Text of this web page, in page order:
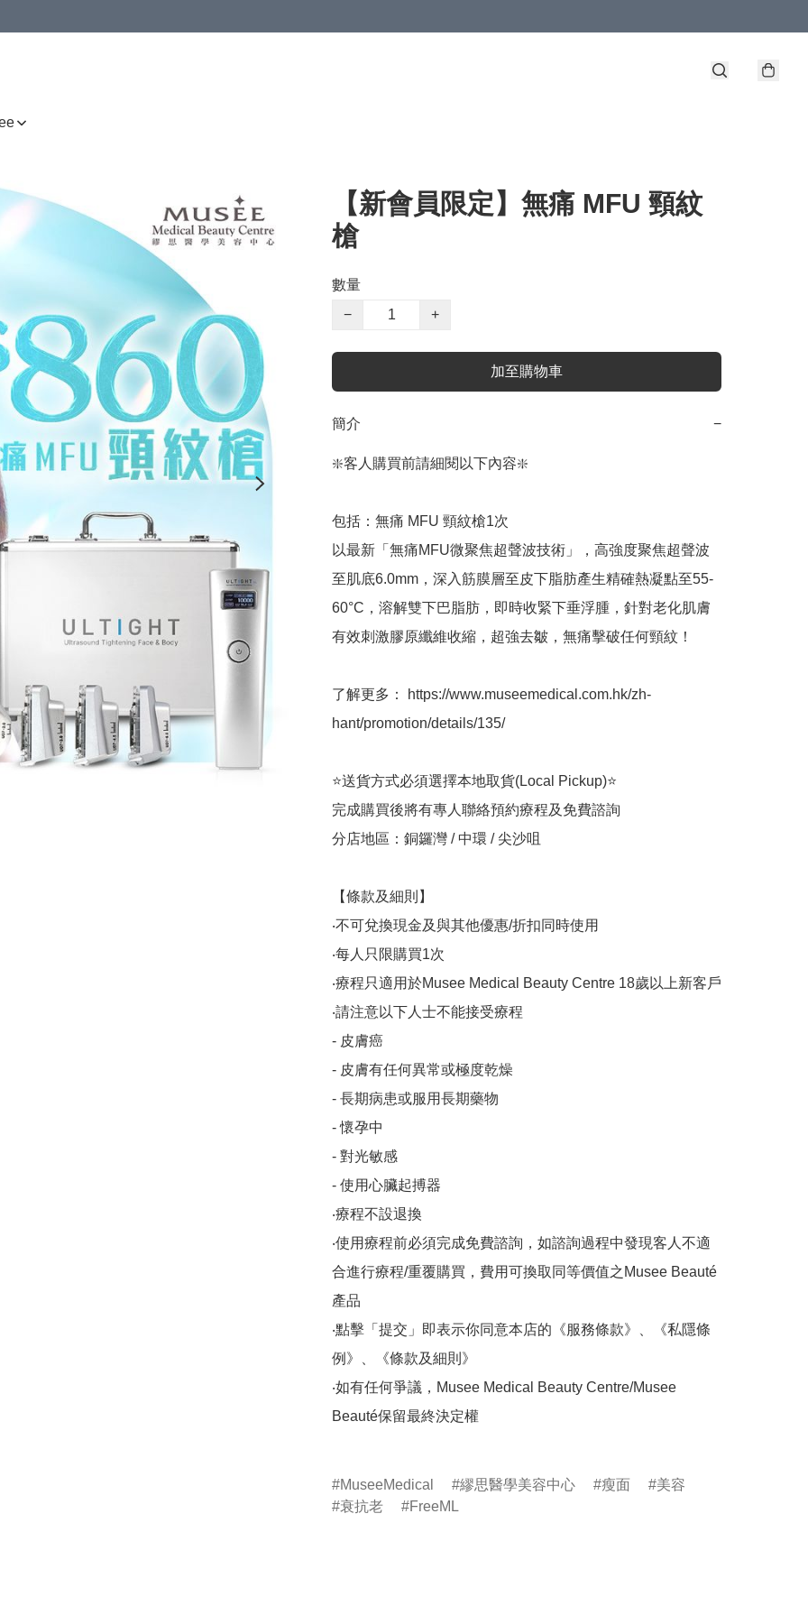
【新會員限定】無痛 MFU 頸紋
槍
數量
−
+
加至購物車
簡介 −
❇️客人購買前請細閱以下內容❇️
包括：無痛 MFU 頸紋槍1次
以最新「無痛MFU微聚焦超聲波技術」，高強度聚焦超聲波
至肌底6.0mm，深入筋膜層至皮下脂肪產生精確熱凝點至55-
60°C，溶解雙下巴脂肪，即時收緊下垂浮腫，針對老化肌膚
有效刺激膠原纖維收縮，超強去皺，無痛擊破任何頸紋！
了解更多： https://www.museemedical.com.hk/zh-
hant/promotion/details/135/
⭐送貨方式必須選擇本地取貨(Local Pickup)⭐
完成購買後將有專人聯絡預約療程及免費諮詢
分店地區：銅鑼灣 / 中環 / 尖沙咀
【條款及細則】
‧不可兌換現金及與其他優惠/折扣同時使用
‧每人只限購買1次
‧療程只適用於Musee Medical Beauty Centre 18歲以上新客戶
‧請注意以下人士不能接受療程
- 皮膚癌
- 皮膚有任何異常或極度乾燥
- 長期病患或服用長期藥物
- 懷孕中
- 對光敏感
- 使用心臟起搏器
‧療程不設退換
‧使用療程前必須完成免費諮詢，如諮詢過程中發現客人不適
合進行療程/重覆購買，費用可換取同等價值之Musee Beauté
產品
‧點擊「提交」即表示你同意本店的《服務條款》、《私隱條
例》、《條款及細則》
‧如有任何爭議，Musee Medical Beauty Centre/Musee
Beauté保留最終決定權
MuseeMedical 繆思醫學美容中心 瘦面
美容
衰抗老
FreeML